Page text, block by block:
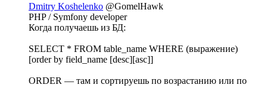
Dmitry Koshelenko @GomelHawk
PHP / Symfony developer
Когда получаешь из БД:
SELECT * FROM table_name WHERE (выражение)
[order by field_name [desc][asc]]
ORDER — там и сортируешь по возрастанию или по